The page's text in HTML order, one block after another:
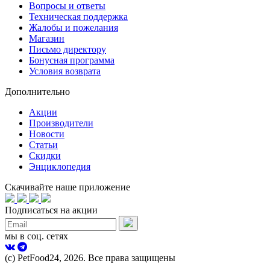
Вопросы и ответы
Техническая поддержка
Жалобы и пожелания
Магазин
Письмо директору
Бонусная программа
Условия возврата
Дополнительно
Акции
Производители
Новости
Статьи
Скидки
Энциклопедия
Скачивайте наше приложение
Подписаться на акции
мы в соц. сетях
(с) PetFood24, 2026. Все права защищены